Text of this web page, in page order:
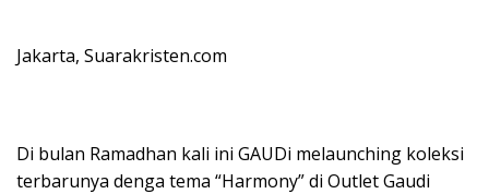
Jakarta, Suarakristen.com
Di bulan Ramadhan kali ini GAUDi melaunching koleksi
terbarunya denga tema “Harmony” di Outlet Gaudi